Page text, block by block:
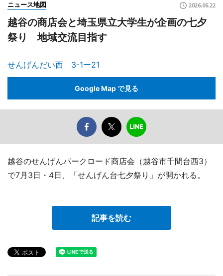
ニュース地図 2026.06.22
越谷の商店会と埼玉県立大学生が企画の七夕
祭り 地域交流目指す
せんげんだい西 3-1ー21
Google Map で見る
越谷のせんげんパークロード商店会（越谷市千間台西3）
で7月3日・4日、「せんげん台七夕祭り」が開かれる。
記事を読む